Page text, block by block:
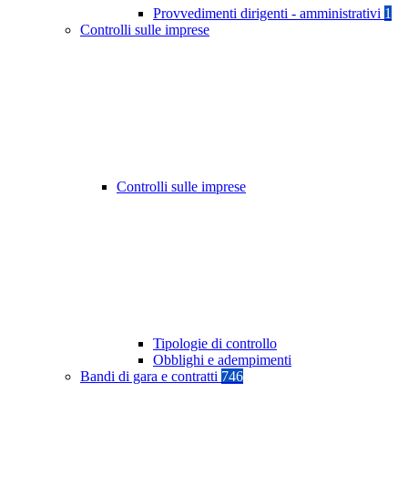
Provvedimenti dirigenti - amministrativi 1
Controlli sulle imprese
Controlli sulle imprese
Tipologie di controllo
Obblighi e adempimenti
Bandi di gara e contratti 746